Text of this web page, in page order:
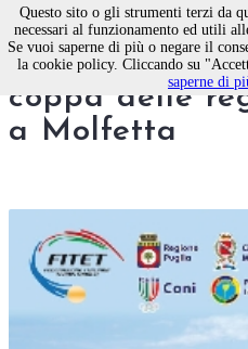
Tennistavolo,
coppa delle
a Molfetta
Questo sito o gli strumenti terzi da
necessari al funzionamento ed utili
Se vuoi saperne di più o negare il
la cookie policy. Cliccando su
saperne di